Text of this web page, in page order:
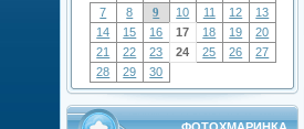
7
8 9 10 11 12
13
14
15 16 17 18 19
20
21
22 23 24 25 26
27
28
29 30